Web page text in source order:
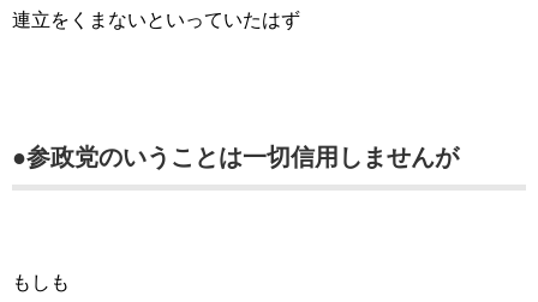
連立をくまないといっていたはず
●参政党のいうことは一切信用しませんが
もしも